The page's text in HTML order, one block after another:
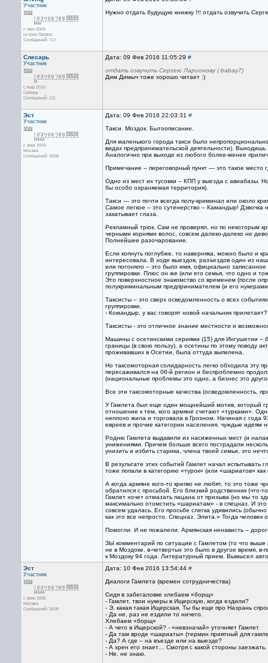
Участник
с июл 2009
остров Патмос
Сообщений: 717
Нужно отдать будущую книжку !!! отдать озвучить
Слесарь
Участник
с мар 2010
Сибирь
Сообщений: 211
Дата: 09 Фев 2016 11:05:29 #
отдать озвучить Сергею Ларионову ( babay7)
Дим Димыч тоже хорошо читает :)
Эст
Участник
с фев 2005
Москва
Сообщений: 2608
Дата: 09 Фев 2016 22:03:31 #
Такси. Моздок. Бытоописание.
Для маленького города такси было
видах предпринимательской деятельности).
Аналогично при выходе из любого более-менее
Примечание – переговорный пункт — это такое место
Одно из мест их тусовки – КПП у выезда с авиабазы.
бы особо охраняемая территория).
Такси — это почти всегда полу-криминал или около
Самое легкое – это сутенерство – Камандыр!
закатывает глаза.
Рекламный трюк. Сам не проверял, но по некоторым
черными корнями волос, совсем далеко-далеко не
Полнейшее разочарование.
Если копнуть поглубже, то наверняка, можно было и
интересовала. В ходе выездов, разъездов один из
или погоняло – это было имя, официально
группировки. Плюс он же (или его семья, что одно и
Это поверхностное знакомство со временем (после
полукриминальным предпринимателем (и его
Таксисты – это сверх осведомленность о всех
группировке.
- Командыр, у вас говорят новой начальник
Таксисты - это отличное знание местности и
Машины с осетинскими сериями (15) для Ингушетии –
границы (в свою пользу), а осетины по этому поводу
проживавших в Осетии, была оттуда выпилена.
Но таксомоторная солидарность легко обходила эту
пересаживался на 06-й регион и беспроблемно
(национальные проблемы это одно, а бизнес это
Все эти таксомоторные качества (осведомленность,
У Гамлета был еще один мощнейший мотив, который
отношение к тем, кого армяне считают «турками».
неплохо жила и торговала в Грозном. Начиная с года
евреев и прочие категории населения, чуждые идеям
Родню Гамлета выдавили из насиженных мест (и
унижениями. Причем больше всего пострадали
унизить и избить старика, члена твоей семьи, это
В результате этих событий Гамлет начал испытывать
тоже попали в категорию «турок» (или «шариатов»
А когда армяне кого-то крепко не любят, то это тоже
обратился с просьбой. Его близкий родственник
Гамлет хочет отмазать пацана от призыва (но мы то
максимально отомстить «шариатам» - в спецназ. И
совсем удалась. Его просьбе слегка удивились
как это все непросто. Спецназ. Элита.» Тогда человек
Помогли. И не пожалели. Армянская ненависть –
ЗЫ комментарий по ситуации с Гамлетом (то что
не в Моздоке, в-четвертых это было в другое время,
к Моздоку 94 года. Литературный прием. Вымысел
Эст
Участник
с фев 2005
Москва
Сообщений: 2608
Дата: 10 Фев 2016 13:54:44 #
Диалоги Гамлета (времен сотрудничества)
Сидя в забегаловке хлебаем «борщ»
- Гамлет, твои нукеры в Ищерскую, когда ездили?
- Э, какая такая Ищерская. Ты бы еще про Назрань
- Да не, раз не ездили то ничего.
Хлебаем «борщ»
- А чего в Ищерской? - «невзначай» уточняет Гамлет
- Да там вроде «шариаты» (термин приятный для
- Да? А где – на въезде или на выезде?
- А хрен его знает… Смотря с какой стороны
- Не, не знаю.